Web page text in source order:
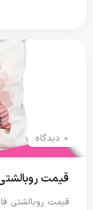
0 دیدگاه
قیمت
قیمت روبالشتی